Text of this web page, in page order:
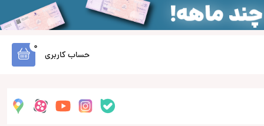
حساب کاربری
0